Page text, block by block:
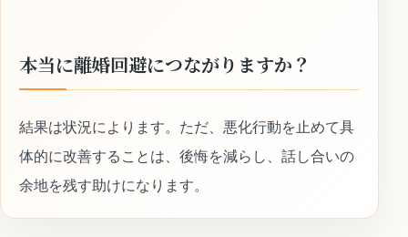
本当に離婚回避につながりますか？
結果は状況によります。ただ、悪化行動を止めて具
体的に改善することは、後悔を減らし、話し合いの
余地を残す助けになります。